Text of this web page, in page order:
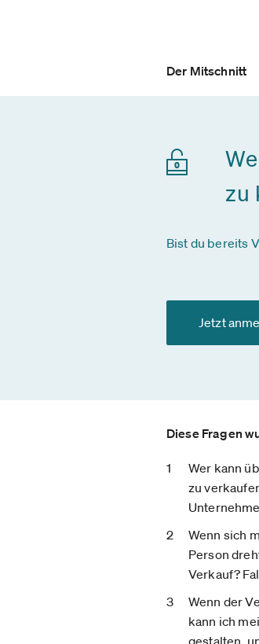
Der Mitschnitt
zu
Bist du bereits
Jetzt
Diese Fragen
Wer kann
zu
Wenn sich
Person
Verkauf?
Wenn der
kann ich
gestalten,